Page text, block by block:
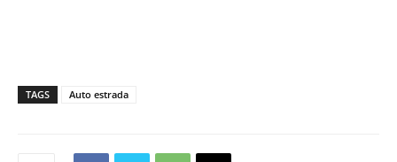
TAGS Auto estrada